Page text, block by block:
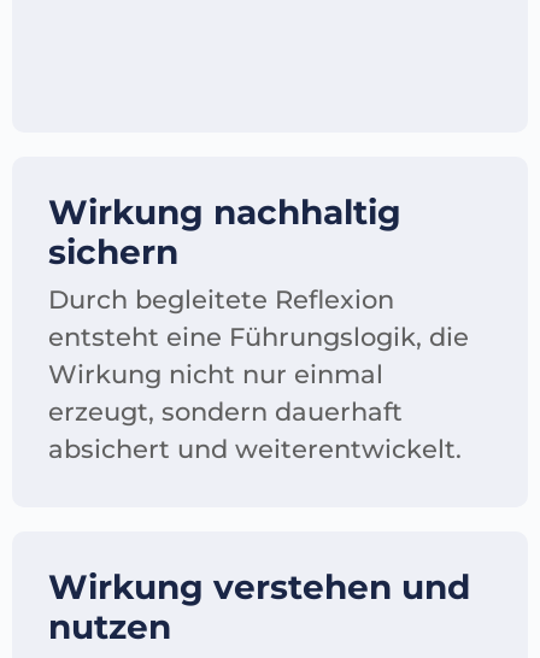
Wirkung nachhaltig
sichern
Durch begleitete Reflexion
entsteht eine Führungslogik, die
Wirkung nicht nur einmal
erzeugt, sondern dauerhaft
absichert und weiterentwickelt.
Wirkung verstehen und
nutzen